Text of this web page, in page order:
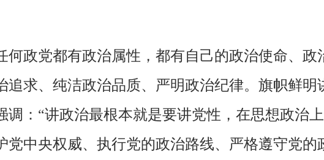
政党都有政治属性，都有自己的政治使命、政
求、纯洁政治品质、严明政治纪律。旗帜鲜明
：“讲政治最根本就是要讲党性，在思想政治
中央权威、执行党的政治路线、严格遵守党的